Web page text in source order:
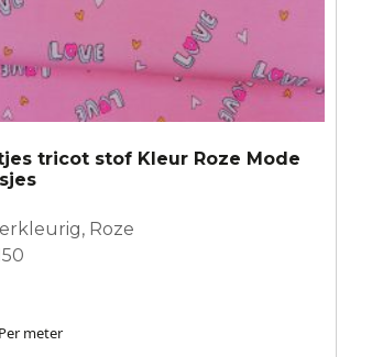
tricot stof Kleur Roze Mode
Roze
Per meter